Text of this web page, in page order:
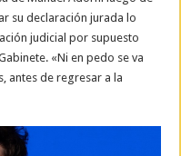
su declaración jurada lo
judicial por supuesto
«Ni en pedo se va
antes de regresar a la